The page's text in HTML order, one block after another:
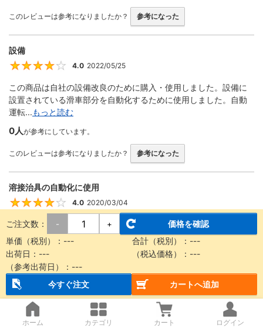
このレビューは参考になりましたか？ 参考になった
設備
4
4.0 2022/05/25
この商品は自社の設備改良のために購入・使用しました。設備に
設置されている滑車部分を自動化するために使用しました。自動
運転...もっと読む
0人が参考にしています。
このレビューは参考になりましたか？ 参考になった
溶接治具の自動化に使用
4
4.0 2020/03/04
回転する機構をエアーで動かす際に使用しました。 ストロークが
豊富、形状が細くて設計に組み込みやすい、取り付け金具が便利
な...もっと読む
0人が参考にしています。
このレビューは参考になりましたか？ 参考になった
装置
ご注文数： - +
価格を確認
単価（税別）： --- 合計（税別）： ---
出荷日： --- （税込価格）： ---
（参考出荷日）： ---
今すぐ注文
カートへ追加
ホーム カテゴリ カート ログイン